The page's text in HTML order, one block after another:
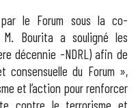
le Forum sous la co-
M. Bourita a souligné les
décennie -NDRL) afin de
du Forum »,
et l’action pour renforcer